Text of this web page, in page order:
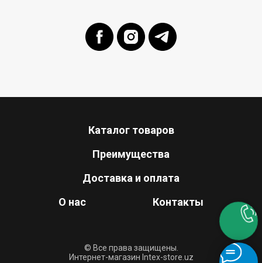
Каталог товаров
Преимущества
Доставка и оплата
О нас
Контакты
© Все права защищены.
Интернет-магазин Intex-store.uz